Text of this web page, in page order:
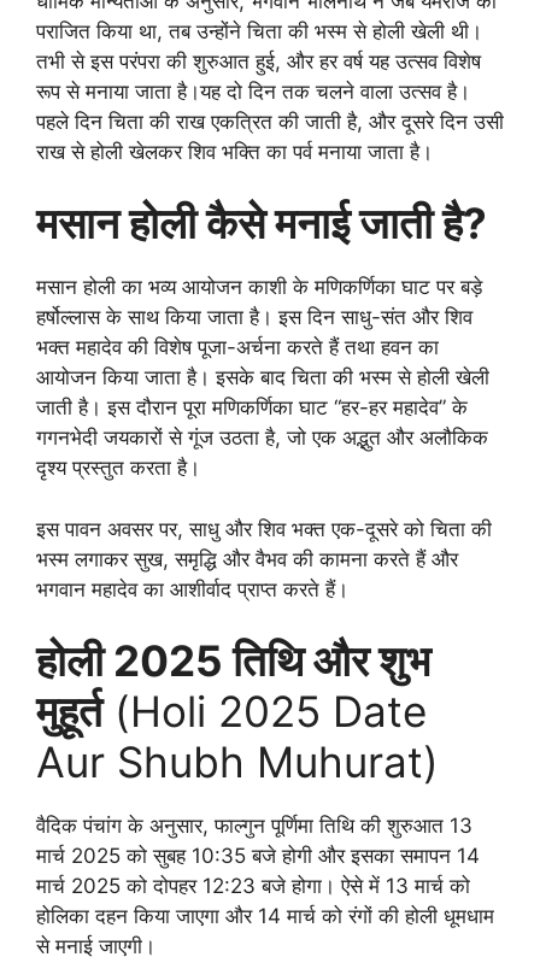
पराजित किया था, तब उन्होंने चिता की भस्म से होली खेली थी।
तभी से इस परंपरा की शुरुआत हुई, और हर वर्ष यह उत्सव विशेष
रूप से मनाया जाता है।यह दो दिन तक चलने वाला उत्सव है।
पहले दिन चिता की राख एकत्रित की जाती है, और दूसरे दिन उसी
राख से होली खेलकर शिव भक्ति का पर्व मनाया जाता है।
मसान होली कैसे मनाई जाती है?
मसान होली का भव्य आयोजन काशी के मणिकर्णिका घाट पर बड़े
हर्षोल्लास के साथ किया जाता है। इस दिन साधु-संत और शिव
भक्त महादेव की विशेष पूजा-अर्चना करते हैं तथा हवन का
आयोजन किया जाता है। इसके बाद चिता की भस्म से होली खेली
जाती है। इस दौरान पूरा मणिकर्णिका घाट “हर-हर महादेव” के
गगनभेदी जयकारों से गूंज उठता है, जो एक अद्भुत और अलौकिक
दृश्य प्रस्तुत करता है।
इस पावन अवसर पर, साधु और शिव भक्त एक-दूसरे को चिता की
भस्म लगाकर सुख, समृद्धि और वैभव की कामना करते हैं और
भगवान महादेव का आशीर्वाद प्राप्त करते हैं।
होली 2025 तिथि और शुभ
मुहूर्त(Holi 2025 Date
Aur Shubh Muhurat)
वैदिक पंचांग के अनुसार, फाल्गुन पूर्णिमा तिथि की शुरुआत 13
मार्च 2025 को सुबह 10:35 बजे होगी और इसका समापन 14
मार्च 2025 को दोपहर 12:23 बजे होगा। ऐसे में 13 मार्च को
होलिका दहन किया जाएगा और 14 मार्च को रंगों की होली धूमधाम
से मनाई जाएगी।